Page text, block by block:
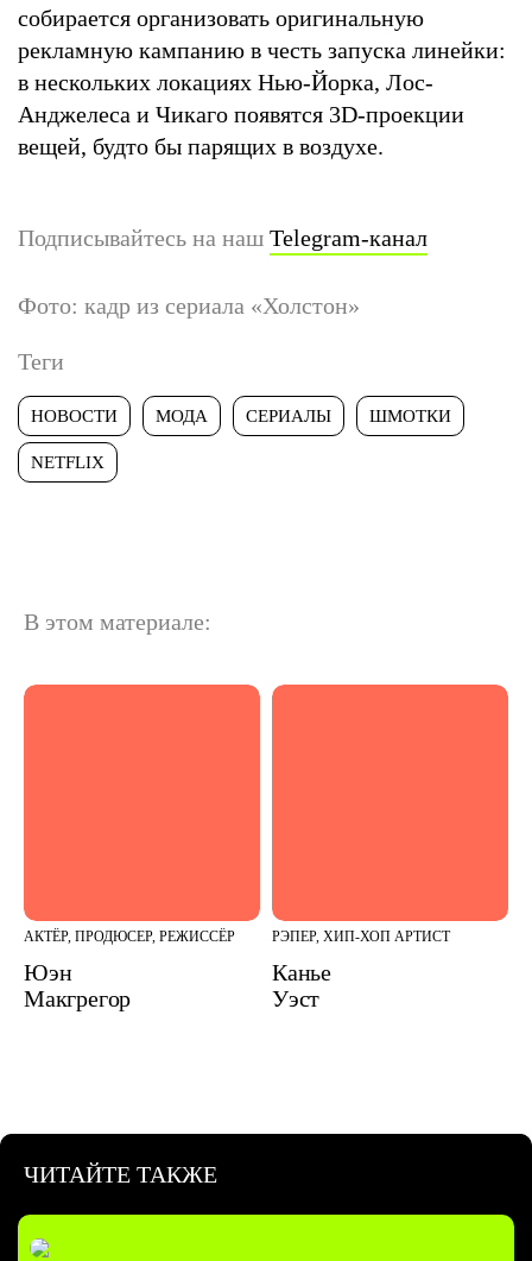
собирается организовать оригинальную
рекламную кампанию в честь запуска линейки:
в нескольких локациях Нью-Йорка, Лос-
Анджелеса и Чикаго появятся 3D-проекции
вещей, будто бы парящих в воздухе.
Подписывайтесь на наш Telegram-канал
Фото: кадр из сериала «Холстон»
Теги
НОВОСТИ МОДА СЕРИАЛЫ ШМОТКИ
NETFLIX
В этом материале:
АКТЁР, ПРОДЮСЕР, РЕЖИССЁР
Юэн
Макгрегор
РЭПЕР, ХИП-ХОП АРТИСТ
Канье
Уэст
ЧИТАЙТЕ ТАКЖЕ